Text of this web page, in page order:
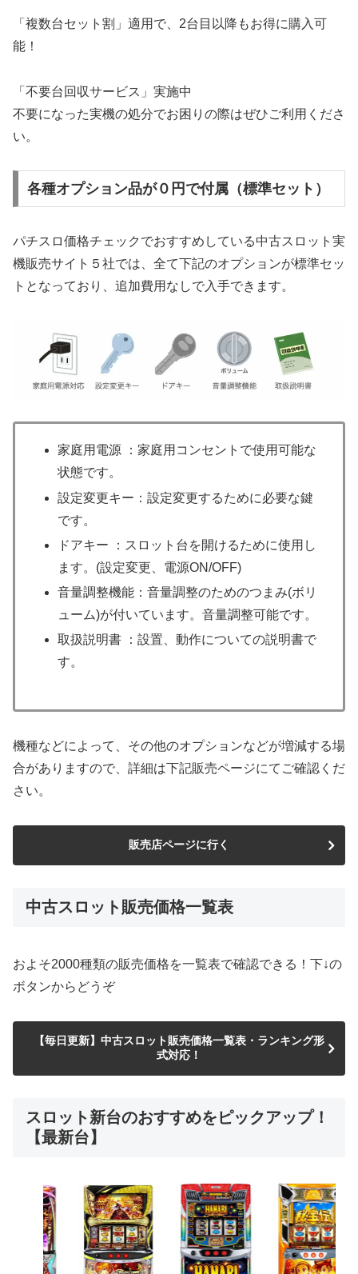
「複数台セット割」適用で、2台目以降もお得に購入可
能！
「不要台回収サービス」実施中
不要になった実機の処分でお困りの際はぜひご利用くださ
い。
各種オプション品が０円で付属（標準セット）
パチスロ価格チェックでおすすめしている中古スロット実
機販売サイト５社では、全て下記のオプションが標準セッ
トとなっており、追加費用なしで入手できます。
家庭用電源 ：家庭用コンセントで使用可能な
状態です。
設定変更キー：設定変更するために必要な鍵
です。
ドアキー ：スロット台を開けるために使用し
ます。(設定変更、電源ON/OFF)
音量調整機能：音量調整のためのつまみ(ボリ
ューム)が付いています。音量調整可能です。
取扱説明書 ：設置、動作についての説明書で
す。
機種などによって、その他のオプションなどが増減する場
合がありますので、詳細は下記販売ページにてご確認くだ
さい。
販売店ページに行く
中古スロット販売価格一覧表
およそ2000種類の販売価格を一覧表で確認できる！下↓の
ボタンからどうぞ
【毎日更新】中古スロット販売価格一覧表・ランキング形
式対応！
スロット新台のおすすめをピックアップ！
【最新台】